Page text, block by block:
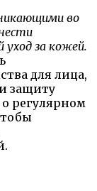
во
за кожей.
для лица,
защиту
регулярном